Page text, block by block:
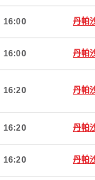
16:00 丹帕
16:00 丹帕
16:20 丹帕
16:20 丹帕
16:20 丹帕